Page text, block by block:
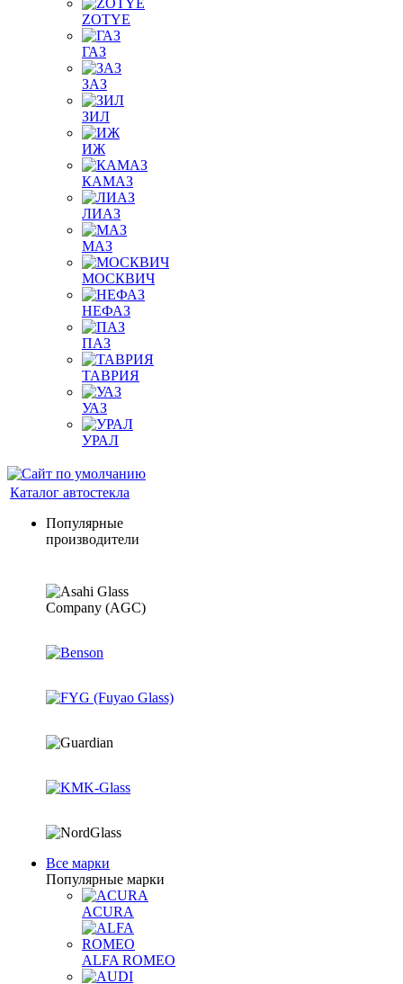
ZOTYE
ГАЗ
ЗАЗ
ЗИЛ
ИЖ
КАМАЗ
ЛИАЗ
МАЗ
МОСКВИЧ
НЕФАЗ
ПАЗ
ТАВРИЯ
УАЗ
УРАЛ
Каталог автостекла
Популярные
производители
Все марки
Популярные марки
ACURA
ALFA ROMEO